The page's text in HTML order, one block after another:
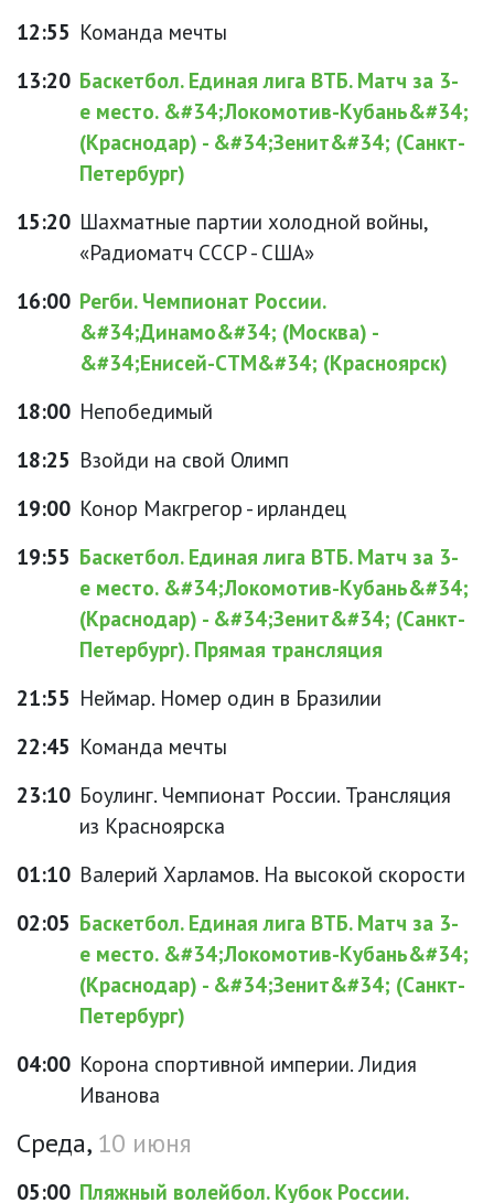
12:55 Команда мечты
13:20 Баскетбол. Единая лига ВТБ. Матч за 3-
е место. &#34;Локомотив-Кубань&#34;
(Краснодар) - &#34;Зенит&#34; (Санкт-
Петербург)
15:20 Шахматные партии холодной войны,
«Радиоматч СССР - США»
16:00 Регби. Чемпионат России.
&#34;Динамо&#34; (Москва) -
&#34;Енисей-СТМ&#34; (Красноярск)
18:00 Непобедимый
18:25 Взойди на свой Олимп
19:00 Конор Макгрегор - ирландец
19:55 Баскетбол. Единая лига ВТБ. Матч за 3-
е место. &#34;Локомотив-Кубань&#34;
(Краснодар) - &#34;Зенит&#34; (Санкт-
Петербург). Прямая трансляция
21:55 Неймар. Номер один в Бразилии
22:45 Команда мечты
23:10 Боулинг. Чемпионат России. Трансляция
из Красноярска
01:10 Валерий Харламов. На высокой скорости
02:05 Баскетбол. Единая лига ВТБ. Матч за 3-
е место. &#34;Локомотив-Кубань&#34;
(Краснодар) - &#34;Зенит&#34; (Санкт-
Петербург)
04:00 Корона спортивной империи. Лидия
Иванова
Среда, 10 июня
05:00 Пляжный волейбол. Кубок России.